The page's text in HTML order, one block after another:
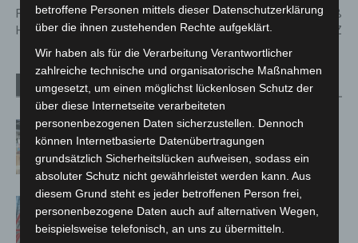
Fahrraddemo am Samstag in
Hannover
Sicherheit von Kopf bis Fuß
auf der INTERSCHUTZ
Verwandte Artikel Mehr vom Autor
Kunst trifft Weingenuss: Barbara-
Susann Mehring zeigt ihre Werke im
Jacques’ Wein-Depot Isernhagen
A2: Zweite Turbobaustelle startet
zwischen Hannover-West und
betroffene Personen mittels dieser Datenschutzerklärung
über die ihnen zustehenden Rechte aufgeklärt.
Wir haben als für die Verarbeitung Verantwortlicher
zahlreiche technische und organisatorische Maßnahmen
umgesetzt, um einen möglichst lückenlosen Schutz der
über diese Internetseite verarbeiteten
personenbezogenen Daten sicherzustellen. Dennoch
können Internetbasierte Datenübertragungen
grundsätzlich Sicherheitslücken aufweisen, sodass ein
absoluter Schutz nicht gewährleistet werden kann. Aus
diesem Grund steht es jeder betroffenen Person frei,
personenbezogene Daten auch auf alternativen Wegen,
beispielsweise telefonisch, an uns zu übermitteln.